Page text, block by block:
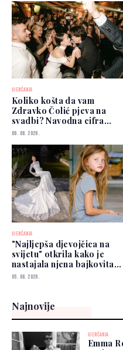
VJENČANJA
Koliko košta da vam
Zdravko Čolić pjeva na
svadbi? Navodna cifra
privukla pažnju
06. 08. 2026.
VJENČANJA
"Najljepša djevojčica na
svijetu" otkrila kako je
nastajala njena bajkovita
vjenčanica
05. 08. 2026.
Najnovije
VJENČANJA
Emma